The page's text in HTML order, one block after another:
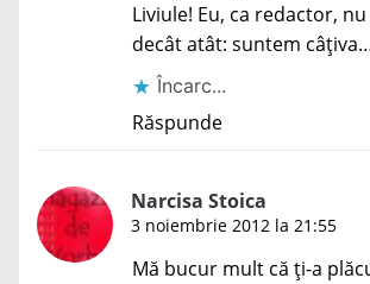
Liviule! Eu, ca redactor,
decât atât: suntem
Încarc...
Răspunde
Narcisa Stoica
3 noiembrie 2012 la 21:55
Mă bucur mult că ți-a